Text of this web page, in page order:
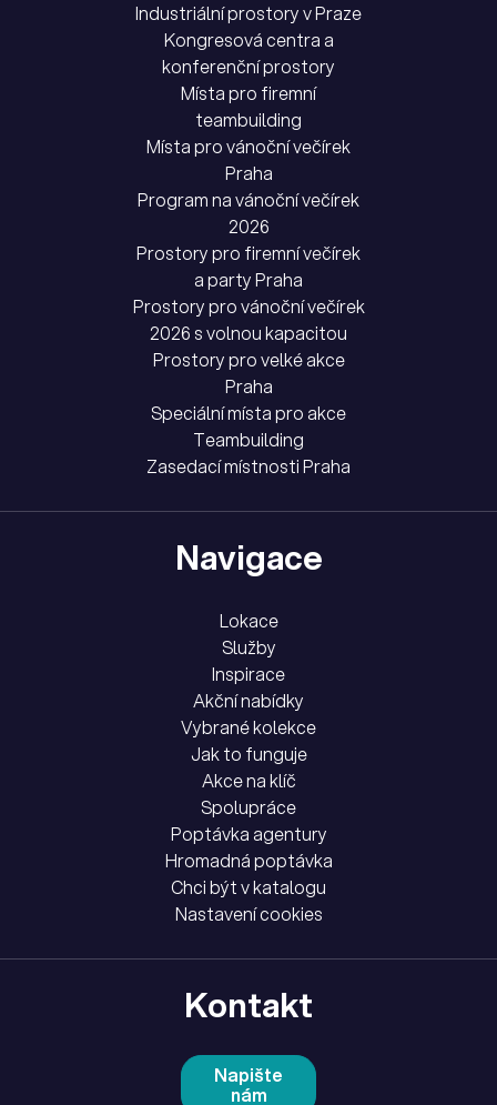
Industriální prostory v Praze
Kongresová centra a
konferenční prostory
Místa pro firemní
teambuilding
Místa pro vánoční večírek
Praha
Program na vánoční večírek
2026
Prostory pro firemní večírek
a party Praha
Prostory pro vánoční večírek
2026 s volnou kapacitou
Prostory pro velké akce
Praha
Speciální místa pro akce
Teambuilding
Zasedací místnosti Praha
Navigace
Lokace
Služby
Inspirace
Akční nabídky
Vybrané kolekce
Jak to funguje
Akce na klíč
Spolupráce
Poptávka agentury
Hromadná poptávka
Chci být v katalogu
Nastavení cookies
Kontakt
Napište
nám